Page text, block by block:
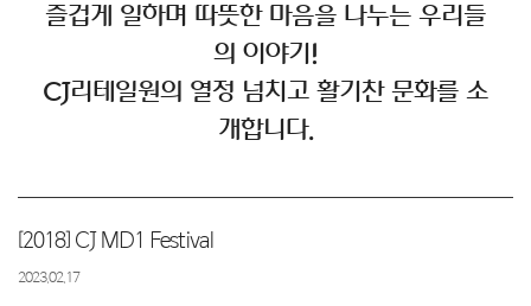
즐겁게 일하며 따뜻한 마음을 나누는 우리들
의 이야기!
CJ리테일원의 열정 넘치고 활기찬 문화를 소
개합니다.
[2018] CJ MD1 Festival
2023.02.17